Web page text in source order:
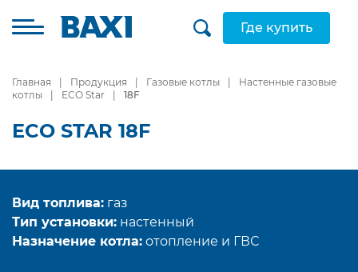
Где купить
Главная Продукция Газовые котлы
Настенные газовые
котлы
ECO Star 18F
ECO STAR 18F
Вид топлива: газ
Тип установки: настенный
Назначение котла: отопление и ГВС